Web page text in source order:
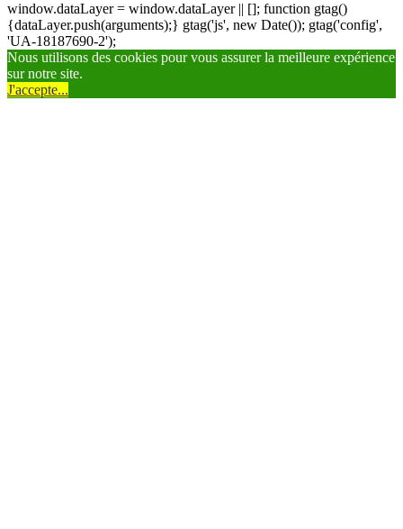
window.dataLayer = window.dataLayer || []; function gtag()
{dataLayer.push(arguments);} gtag('js', new Date()); gtag('config',
'UA-18187690-2');
Nous utilisons des cookies pour vous assurer la meilleure expérience
sur notre site.
J'accepte...